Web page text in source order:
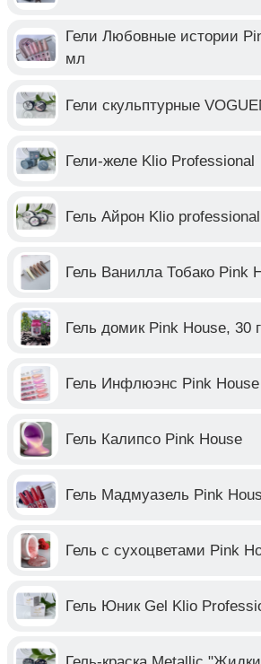
Гели Любовные истории
мл
Гели скульптурные
Гели-желе Klio Professional
Гель Айрон Klio professional
Гель Ванилла Тобако Pink
Гель домик Pink House, 30
Гель Инфлюэнс Pink House
Гель Калипсо Pink House
Гель Мадмуазель Pink
Гель с сухоцветами Pink
Гель Юник Gel Klio